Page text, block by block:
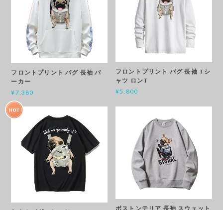
フロントプリント パグ 長袖 パ
ーカー
¥7,380
フロントプリント パグ 長袖 Tシ
ャツ ロンT
¥5,800
ボストンテリア 長袖 スウェット